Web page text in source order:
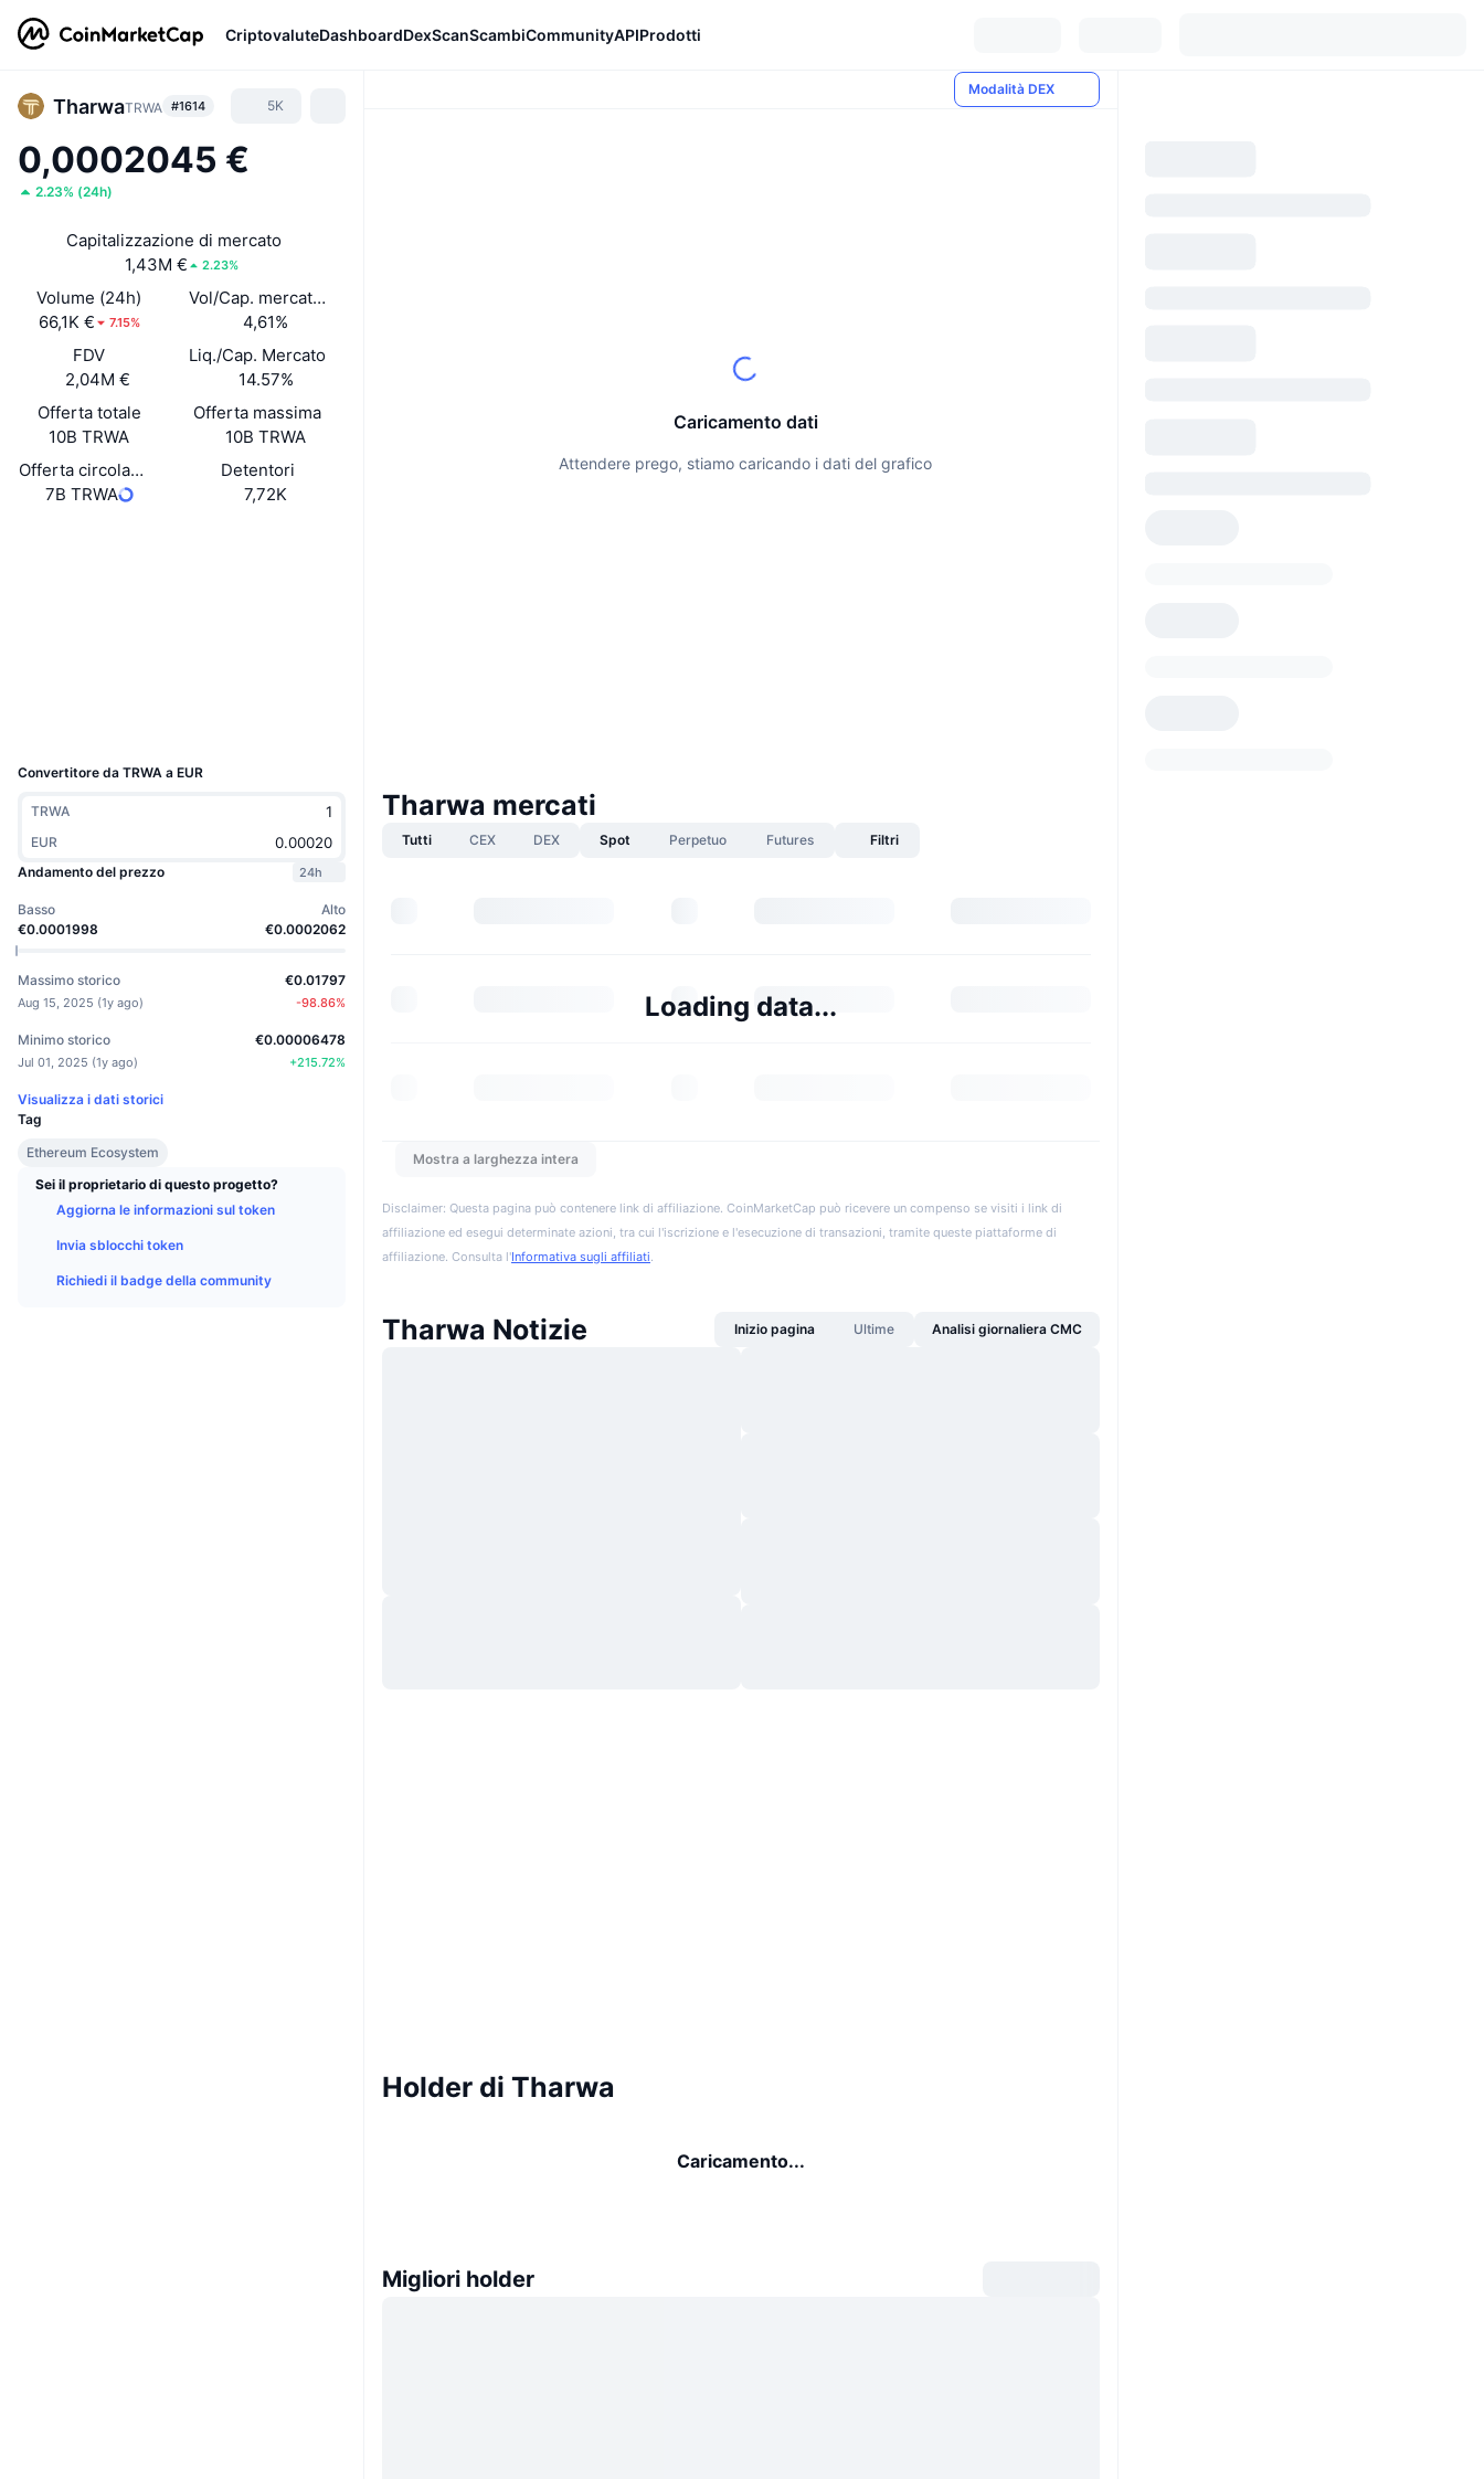
CriptovaluteDashboardDexScanScambiCommunityAPIProdotti
TharwaTRWA #1614 5K
0,0002045 €
2.23% (24h)
Capitalizzazione di mercato
1,43M €
2.23%
Volume (24h)
66,1K €
7.15%
Vol/Cap. mercato (24h)
4,61%
FDV
2,04M €
Liq./Cap. Mercato
14.57%
Offerta totale
10B TRWA
Offerta massima
10B TRWA
Offerta circolante
7B TRWA
Detentori
7,72K
Convertitore da TRWA a EUR
TRWA
EUR
Andamento del prezzo
24h
Basso
€0.0001998
Alto
€0.0002062
Massimo storico
Aug 15, 2025 (1y ago)
€0.01797
-98.86%
Minimo storico
Jul 01, 2025 (1y ago)
€0.00006478
+215.72%
Visualizza i dati storici
Tag
Ethereum Ecosystem
Sei il proprietario di questo progetto?
Aggiorna le informazioni sul token
Invia sblocchi token
Richiedi il badge della community
Modalità DEX
Caricamento dati
Attendere prego, stiamo caricando i dati del grafico
Tharwa mercati
Tutti CEX DEX Spot Perpetuo Futures Filtri
Loading data...
Mostra a larghezza intera
Disclaimer: Questa pagina può contenere link di affiliazione. CoinMarketCap può ricevere un compenso se visiti i link di
affiliazione ed esegui determinate azioni, tra cui l'iscrizione e l'esecuzione di transazioni, tramite queste piattaforme di
affiliazione. Consulta l'Informativa sugli affiliati.
Tharwa Notizie Inizio pagina Ultime Analisi giornaliera CMC
Holder di Tharwa
Caricamento...
Migliori holder